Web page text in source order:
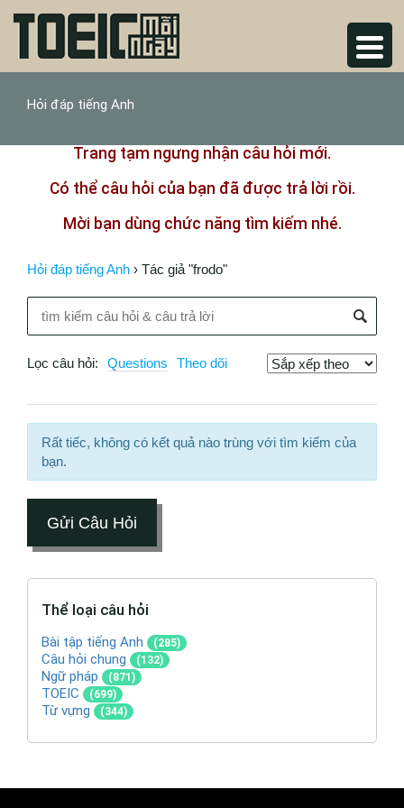
Hỏi đáp tiếng Anh
Trang tạm ngưng nhận câu hỏi mới.
Có thể câu hỏi của bạn đã được trả lời rồi.
Mời bạn dùng chức năng tìm kiếm nhé.
Hỏi đáp tiếng Anh › Tác giả "frodo"
Lọc câu hỏi: Questions Theo dõi
Rất tiếc, không có kết quả nào trùng với tìm kiếm của
bạn.
Gửi Câu Hỏi
Thể loại câu hỏi
Bài tập tiếng Anh (285)
Câu hỏi chung (132)
Ngữ pháp (871)
TOEIC (699)
Từ vựng (344)